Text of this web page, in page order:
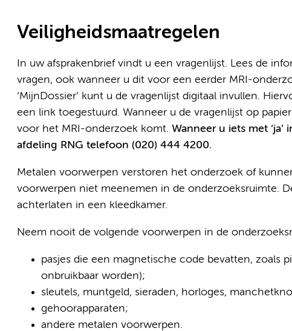
Veiligheidsmaatregelen
In uw afsprakenbrief vindt u een vragenlijst. Lees de
vragen, ook wanneer u dit voor een eerder MRI-
‘MijnDossier’ kunt u de vragenlijst digitaal invullen.
een link toegestuurd. Wanneer u de vragenlijst op
voor het MRI-onderzoek komt. Wanneer u iets met
afdeling RNG telefoon (020) 444 4200.
Metalen voorwerpen verstoren het onderzoek of
voorwerpen niet meenemen in de onderzoeksruimte.
achterlaten in een kleedkamer.
Neem nooit de volgende voorwerpen in de
pasjes die een magnetische code bevatten, zoals
onbruikbaar worden);
sleutels, muntgeld, sieraden, horloges,
gehoorapparaten;
andere metalen voorwerpen.